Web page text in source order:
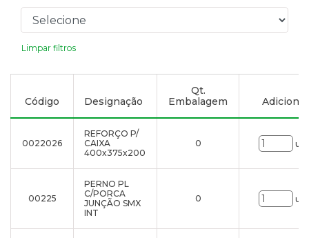
Limpar filtros
Código Designação
Qt.
Embalagem
0022026
REFORÇO P/
CAIXA
400x375x200
0
00225
PERNO PL
C/PORCA
JUNÇÃO SMX
INT
0